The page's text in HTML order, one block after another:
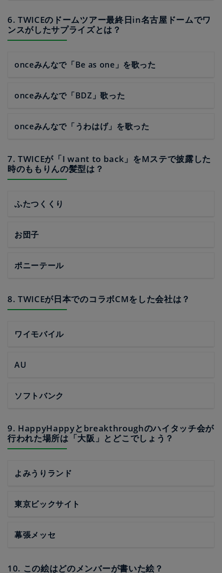
6. TWICEのドームツアー最終日in名古屋ドームでワ
ンスがしたサプライズとは？
onceみんなで「Be as one」を歌った
onceみんなで「BDZ」歌った
onceみんなで「うわはげ」を歌った
7. TWICEが「I want to back」をMステで披露した
時のももりんの髪型は？
ふたつくくり
お団子
ポニーテール
8. TWICEが日本でのコラボCMをした会社は？
ワイモバイル
AU
ソフトバンク
9. HappyHappyとbreakthroughのハイタッチ会が
行われた場所は「大阪」とどこでしょう？
よみうりランド
東京ビックサイト
幕張メッセ
10. この絵はどのメンバーが書いた絵？